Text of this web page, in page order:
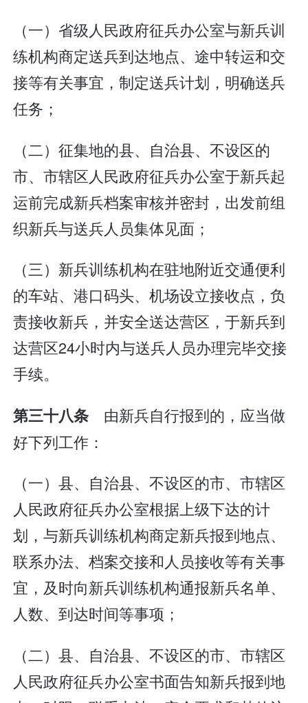
（一）省级人民政府征兵办公室与新兵训
练机构商定送兵到达地点、途中转运和交
接等有关事宜，制定送兵计划，明确送兵
任务；
（二）征集地的县、自治县、不设区的
市、市辖区人民政府征兵办公室于新兵起
运前完成新兵档案审核并密封，出发前组
织新兵与送兵人员集体见面；
（三）新兵训练机构在驻地附近交通便利
的车站、港口码头、机场设立接收点，负
责接收新兵，并安全送达营区，于新兵到
达营区24小时内与送兵人员办理完毕交接
手续。
第三十八条 由新兵自行报到的，应当做
好下列工作：
（一）县、自治县、不设区的市、市辖区
人民政府征兵办公室根据上级下达的计
划，与新兵训练机构商定新兵报到地点、
联系办法、档案交接和人员接收等有关事
宜，及时向新兵训练机构通报新兵名单、
人数、到达时间等事项；
（二）县、自治县、不设区的市、市辖区
人民政府征兵办公室书面告知新兵报到地